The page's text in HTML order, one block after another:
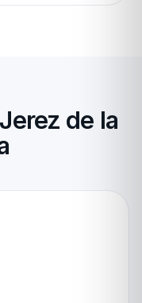
de la